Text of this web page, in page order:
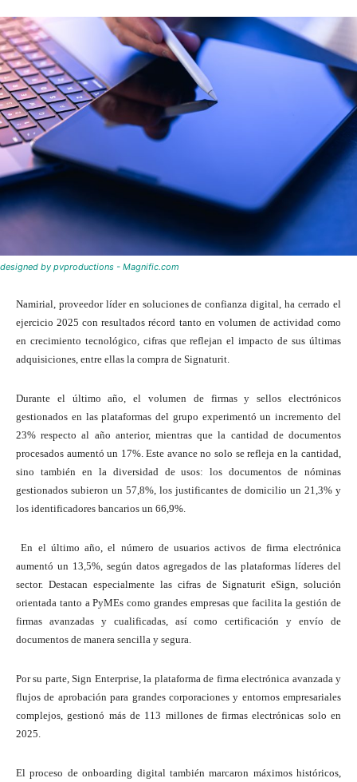
designed by pvproductions - Magnific.com
Namirial, proveedor líder en soluciones de confianza digital, ha cerrado el
ejercicio 2025 con resultados récord tanto en volumen de actividad como
en crecimiento tecnológico, cifras que reflejan el impacto de sus últimas
adquisiciones, entre ellas la compra de Signaturit.
Durante el último año, el volumen de firmas y sellos electrónicos
gestionados en las plataformas del grupo experimentó un incremento del
23% respecto al año anterior, mientras que la cantidad de documentos
procesados aumentó un 17%. Este avance no solo se refleja en la cantidad,
sino también en la diversidad de usos: los documentos de nóminas
gestionados subieron un 57,8%, los justificantes de domicilio un 21,3% y
los identificadores bancarios un 66,9%.
En el último año, el número de usuarios activos de firma electrónica
aumentó un 13,5%, según datos agregados de las plataformas líderes del
sector. Destacan especialmente las cifras de Signaturit eSign, solución
orientada tanto a PyMEs como grandes empresas que facilita la gestión de
firmas avanzadas y cualificadas, así como certificación y envío de
documentos de manera sencilla y segura.
Por su parte, Sign Enterprise, la plataforma de firma electrónica avanzada y
flujos de aprobación para grandes corporaciones y entornos empresariales
complejos, gestionó más de 113 millones de firmas electrónicas solo en
2025.
El proceso de onboarding digital también marcaron máximos históricos,